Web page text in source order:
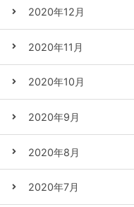
2020年12月
2020年11月
2020年10月
2020年9月
2020年8月
2020年7月